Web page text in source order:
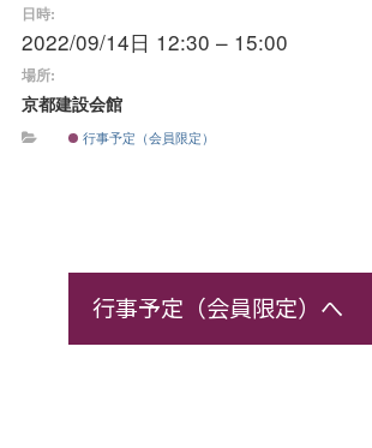
日時:
2022/09/14日 12:30 – 15:00
場所:
京都建設会館
行事予定（会員限定）
行事予定（会員限定）へ